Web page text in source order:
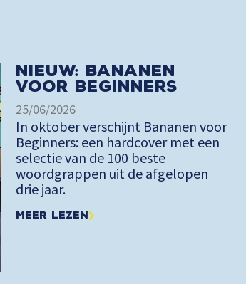
Nieuw: Bananen
voor Beginners
25/06/2026
In oktober verschijnt Bananen voor
Beginners: een hardcover met een
selectie van de 100 beste
woordgrappen uit de afgelopen
drie jaar.
Meer lezen